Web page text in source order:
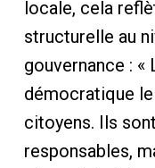
locale, cela
structurelle au
gouvernance :
démocratique
citoyens. Ils
responsables,